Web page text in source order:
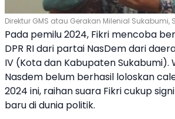
Direktur GMS atau Gerakan Milenial Sukabumi,
Pada pemilu 2024, Fikri mencoba
DPR RI dari partai NasDem dari
IV (Kota dan Kabupaten Sukabumi).
Nasdem belum berhasil loloskan
2024 ini, raihan suara Fikri cukup
baru di dunia politik.